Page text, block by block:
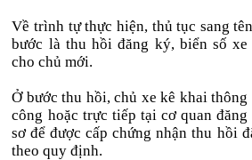
Về trình tự thực hiện, thủ tục sang
bước là thu hồi đăng ký, biển số
cho chủ mới.
Ở bước thu hồi, chủ xe kê khai
công hoặc trực tiếp tại cơ quan
sơ để được cấp chứng nhận thu hồi
theo quy định.